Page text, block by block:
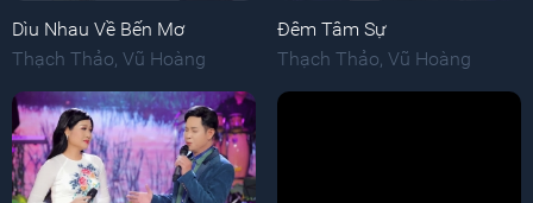
Dìu Nhau Về Bến Mơ
Thạch Thảo, Vũ Hoàng
Đêm Tâm Sự
Thạch Thảo, Vũ Hoàng